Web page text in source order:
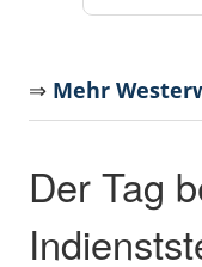
⇒ Mehr
Der Tag